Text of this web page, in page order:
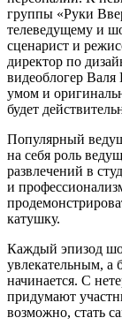
группы «Руки
телеведущему и
сценарист и
директор по
видеоблогер
умом и
будет
Популярный
на себя роль
развлечений в
и
катушку.
Каждый эпизод
увлекательным, а
начинается. С
придумают
возможно, стать